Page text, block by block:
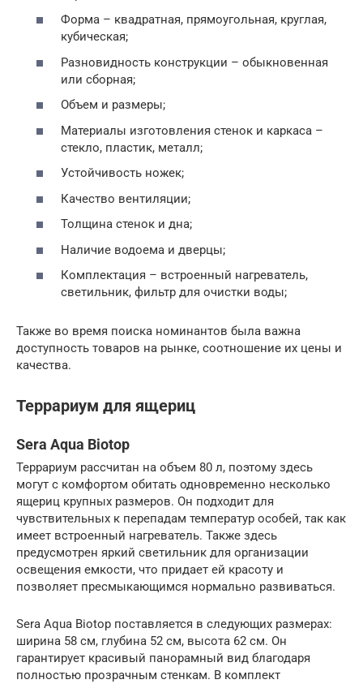
Форма – квадратная, прямоугольная, круглая,
кубическая;
Разновидность конструкции – обыкновенная
или сборная;
Объем и размеры;
Материалы изготовления стенок и каркаса –
стекло, пластик, металл;
Устойчивость ножек;
Качество вентиляции;
Толщина стенок и дна;
Наличие водоема и дверцы;
Комплектация – встроенный нагреватель,
светильник, фильтр для очистки воды;
Также во время поиска номинантов была важна
доступность товаров на рынке, соотношение их цены и
качества.
Террариум для ящериц
Sera Aqua Biotop
Террариум рассчитан на объем 80 л, поэтому здесь
могут с комфортом обитать одновременно несколько
ящериц крупных размеров. Он подходит для
чувствительных к перепадам температур особей, так как
имеет встроенный нагреватель. Также здесь
предусмотрен яркий светильник для организации
освещения емкости, что придает ей красоту и
позволяет пресмыкающимся нормально развиваться.
Sera Aqua Biotop поставляется в следующих размерах:
ширина 58 см, глубина 52 см, высота 62 см. Он
гарантирует красивый панорамный вид благодаря
полностью прозрачным стенкам. В комплект